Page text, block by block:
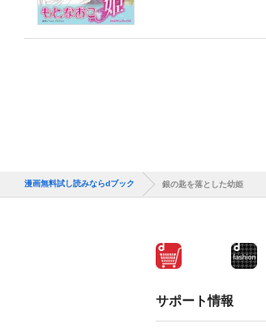
漫画無料試し読みならdブック 銀の匙を落とした幼姫
サポート情報